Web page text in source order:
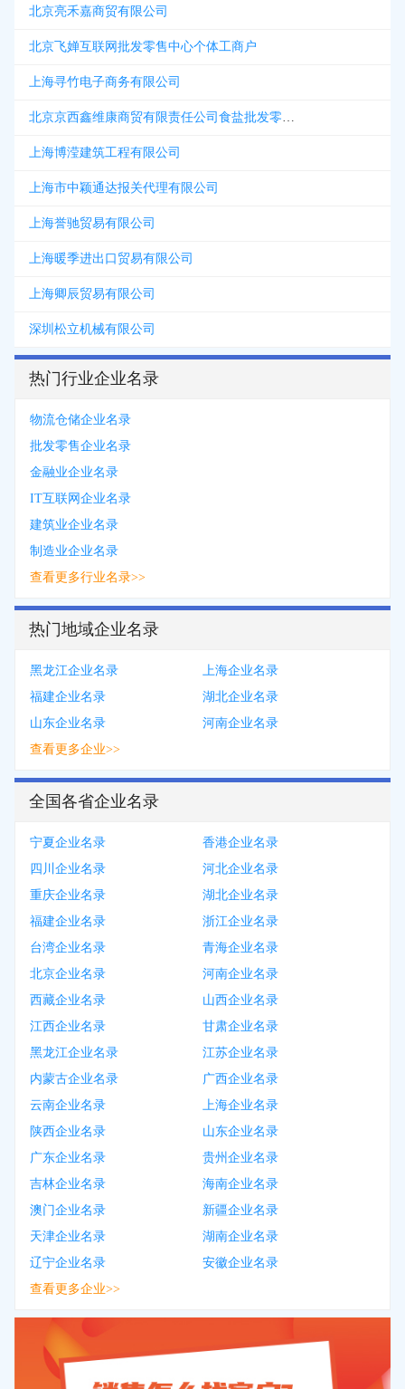
北京亮禾嘉商贸有限公司
北京飞婵互联网批发零售中心个体工商户
上海寻竹电子商务有限公司
北京京西鑫维康商贸有限责任公司食盐批发零售分公司
上海博滢建筑工程有限公司
上海市中颖通达报关代理有限公司
上海誉驰贸易有限公司
上海暖季进出口贸易有限公司
上海卿辰贸易有限公司
深圳松立机械有限公司
热门行业企业名录
物流仓储企业名录
批发零售企业名录
金融业企业名录
IT互联网企业名录
建筑业企业名录
制造业企业名录
查看更多行业名录>>
热门地域企业名录
黑龙江企业名录
上海企业名录
福建企业名录
湖北企业名录
山东企业名录
河南企业名录
查看更多企业>>
全国各省企业名录
宁夏企业名录
香港企业名录
四川企业名录
河北企业名录
重庆企业名录
湖北企业名录
福建企业名录
浙江企业名录
台湾企业名录
青海企业名录
北京企业名录
河南企业名录
西藏企业名录
山西企业名录
江西企业名录
甘肃企业名录
黑龙江企业名录
江苏企业名录
内蒙古企业名录
广西企业名录
云南企业名录
上海企业名录
陕西企业名录
山东企业名录
广东企业名录
贵州企业名录
吉林企业名录
海南企业名录
澳门企业名录
新疆企业名录
天津企业名录
湖南企业名录
辽宁企业名录
安徽企业名录
查看更多企业>>